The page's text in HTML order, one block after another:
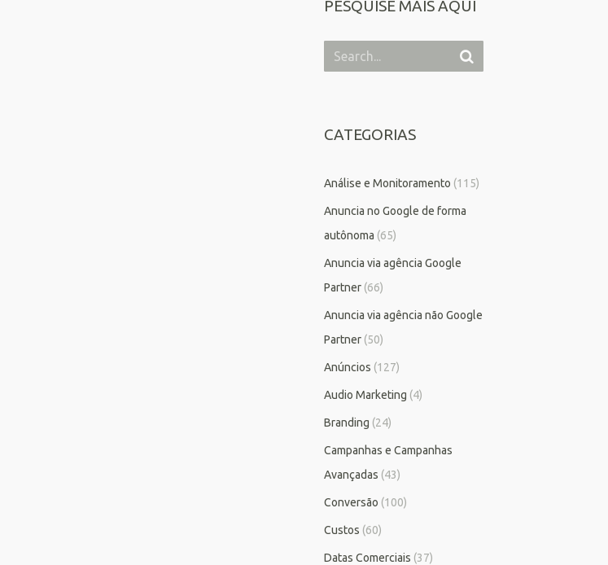
PESQUISE MAIS AQUI
CATEGORIAS
Análise e Monitoramento (115)
Anuncia no Google de forma
autônoma (65)
Anuncia via agência Google
Partner(66)
Anuncia via agência não Google
Partner(50)
Anúncios (127)
Audio Marketing (4)
Branding (24)
Campanhas e Campanhas
Avançadas (43)
Conversão (100)
Custos (60)
Datas Comerciais (37)